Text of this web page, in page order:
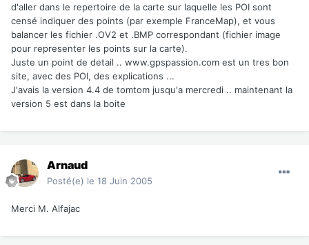
d'aller dans le repertoire de la carte sur laquelle les POI sont
censé indiquer des points (par exemple FranceMap), et vous
balancer les fichier .OV2 et .BMP correspondant (fichier image
pour representer les points sur la carte).
Juste un point de detail .. www.gpspassion.com est un tres bon
site, avec des POI, des explications ...
J'avais la version 4.4 de tomtom jusqu'a mercredi .. maintenant la
version 5 est dans la boite
Arnaud
Posté(e) le 18 Juin 2005
Merci M. Alfajac